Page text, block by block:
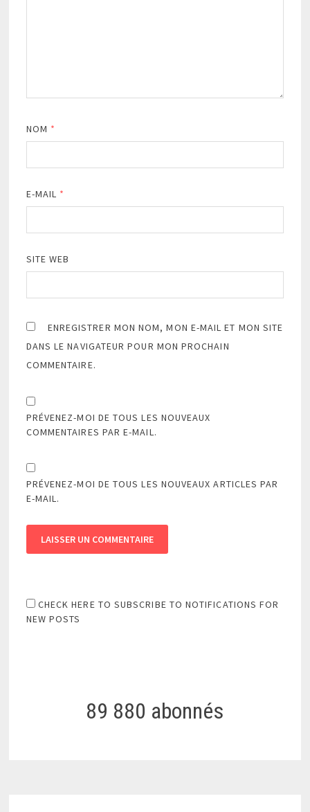
NOM *
E-MAIL *
SITE WEB
ENREGISTRER MON NOM, MON E-MAIL ET MON SITE
DANS LE NAVIGATEUR POUR MON PROCHAIN
COMMENTAIRE.
PRÉVENEZ-MOI DE TOUS LES NOUVEAUX
COMMENTAIRES PAR E-MAIL.
PRÉVENEZ-MOI DE TOUS LES NOUVEAUX ARTICLES PAR
E-MAIL.
CHECK HERE TO SUBSCRIBE TO NOTIFICATIONS FOR
NEW POSTS
89 880 abonnés